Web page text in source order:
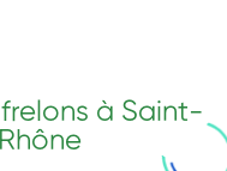
à Saint-